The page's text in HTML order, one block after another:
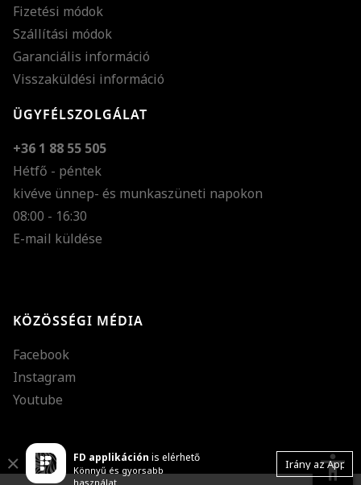
Fizetési módok
Szállítási módok
Garanciális információ
Visszaküldési információ
ÜGYFÉLSZOLGÁLAT
+36 1 88 55 505
Hétfő - péntek
kivéve ünnep- és munkaszüneti napokon
08:00 - 16:30
E-mail küldése
KÖZÖSSÉGI MÉDIA
Facebook
Instagram
Youtube
FD applikáción is elérhető
Könnyű és gyorsabb
használat
Irány az App
Close accessibility
Nagy kurzor